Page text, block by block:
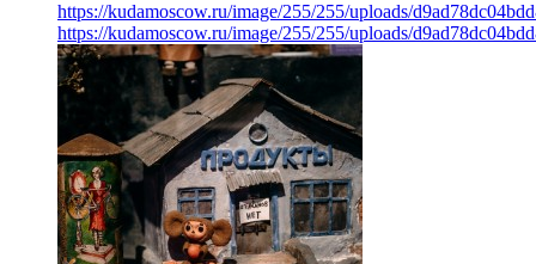
https://kudamoscow.ru/image/255/255/uploads/
https://kudamoscow.ru/image/255/255/uploads/